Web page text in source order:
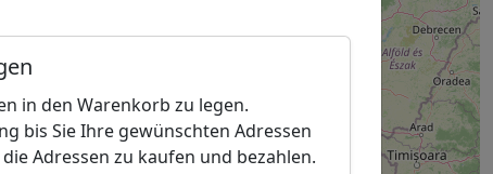
in den Warenkorb zu legen.
bis Sie Ihre gewünschten Adressen
Adressen zu kaufen und bezahlen.